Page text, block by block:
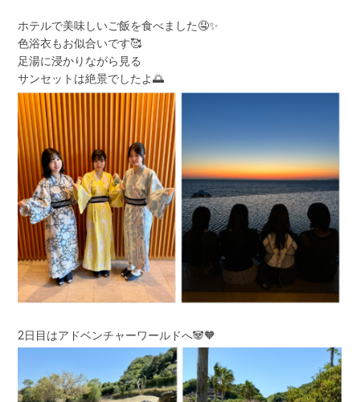
ホテルで美味しいご飯を食べました🤤✨
色浴衣もお似合いです🥰
足湯に浸かりながら見る
サンセットは絶景でしたよ🌅
2日目はアドベンチャーワールドへ🐼🧡